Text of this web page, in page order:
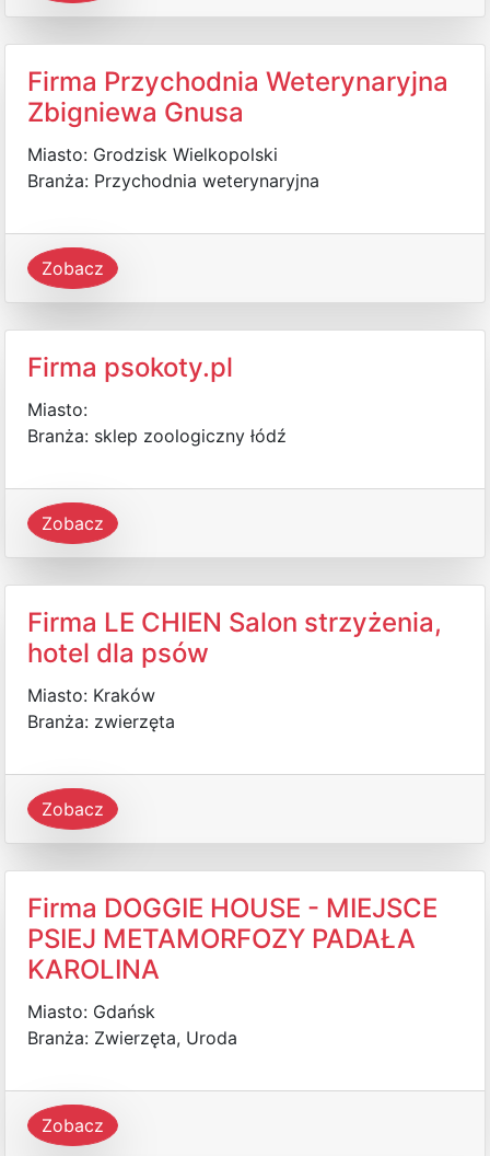
Firma Przychodnia Weterynaryjna
Zbigniewa Gnusa
Miasto: Grodzisk Wielkopolski
Branża: Przychodnia weterynaryjna
Zobacz
Firma psokoty.pl
Miasto:
Branża: sklep zoologiczny łódź
Zobacz
Firma LE CHIEN Salon strzyżenia,
hotel dla psów
Miasto: Kraków
Branża: zwierzęta
Zobacz
Firma DOGGIE HOUSE - MIEJSCE
PSIEJ METAMORFOZY PADAŁA
KAROLINA
Miasto: Gdańsk
Branża: Zwierzęta, Uroda
Zobacz